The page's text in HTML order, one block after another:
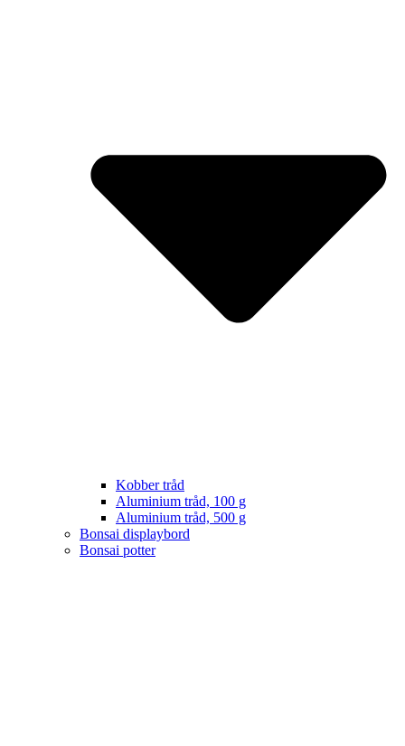
Kobber tråd
Aluminium tråd, 100 g
Aluminium tråd, 500 g
Bonsai displaybord
Bonsai potter